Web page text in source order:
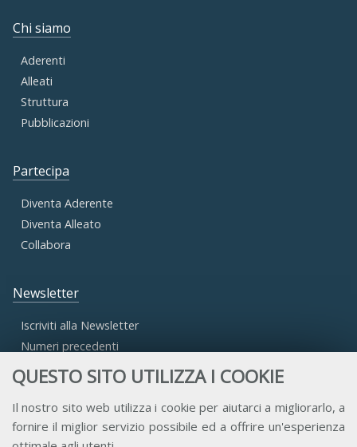
QUESTO SITO UTILIZZA I COOKIE
Il nostro sito web utilizza i cookie per aiutarci a migliorarlo, a
fornire il miglior servizio possibile ed a offrire un'esperienza
Chi siamo
Aderenti
Alleati
Struttura
Pubblicazioni
Partecipa
Diventa Aderente
Diventa Alleato
Collabora
Newsletter
Iscriviti alla Newsletter
Numeri precedenti
Accesso Aderenti